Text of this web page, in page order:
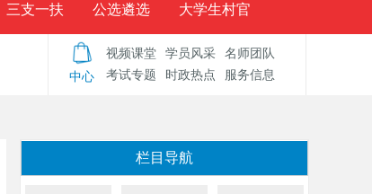
三支一扶 公选遴选 大学生村官
辅导资料 历年真题 模拟试题
中心
视频课堂 学员风采
名师团队
考试专题
时政热点 服务信息
栏目导航